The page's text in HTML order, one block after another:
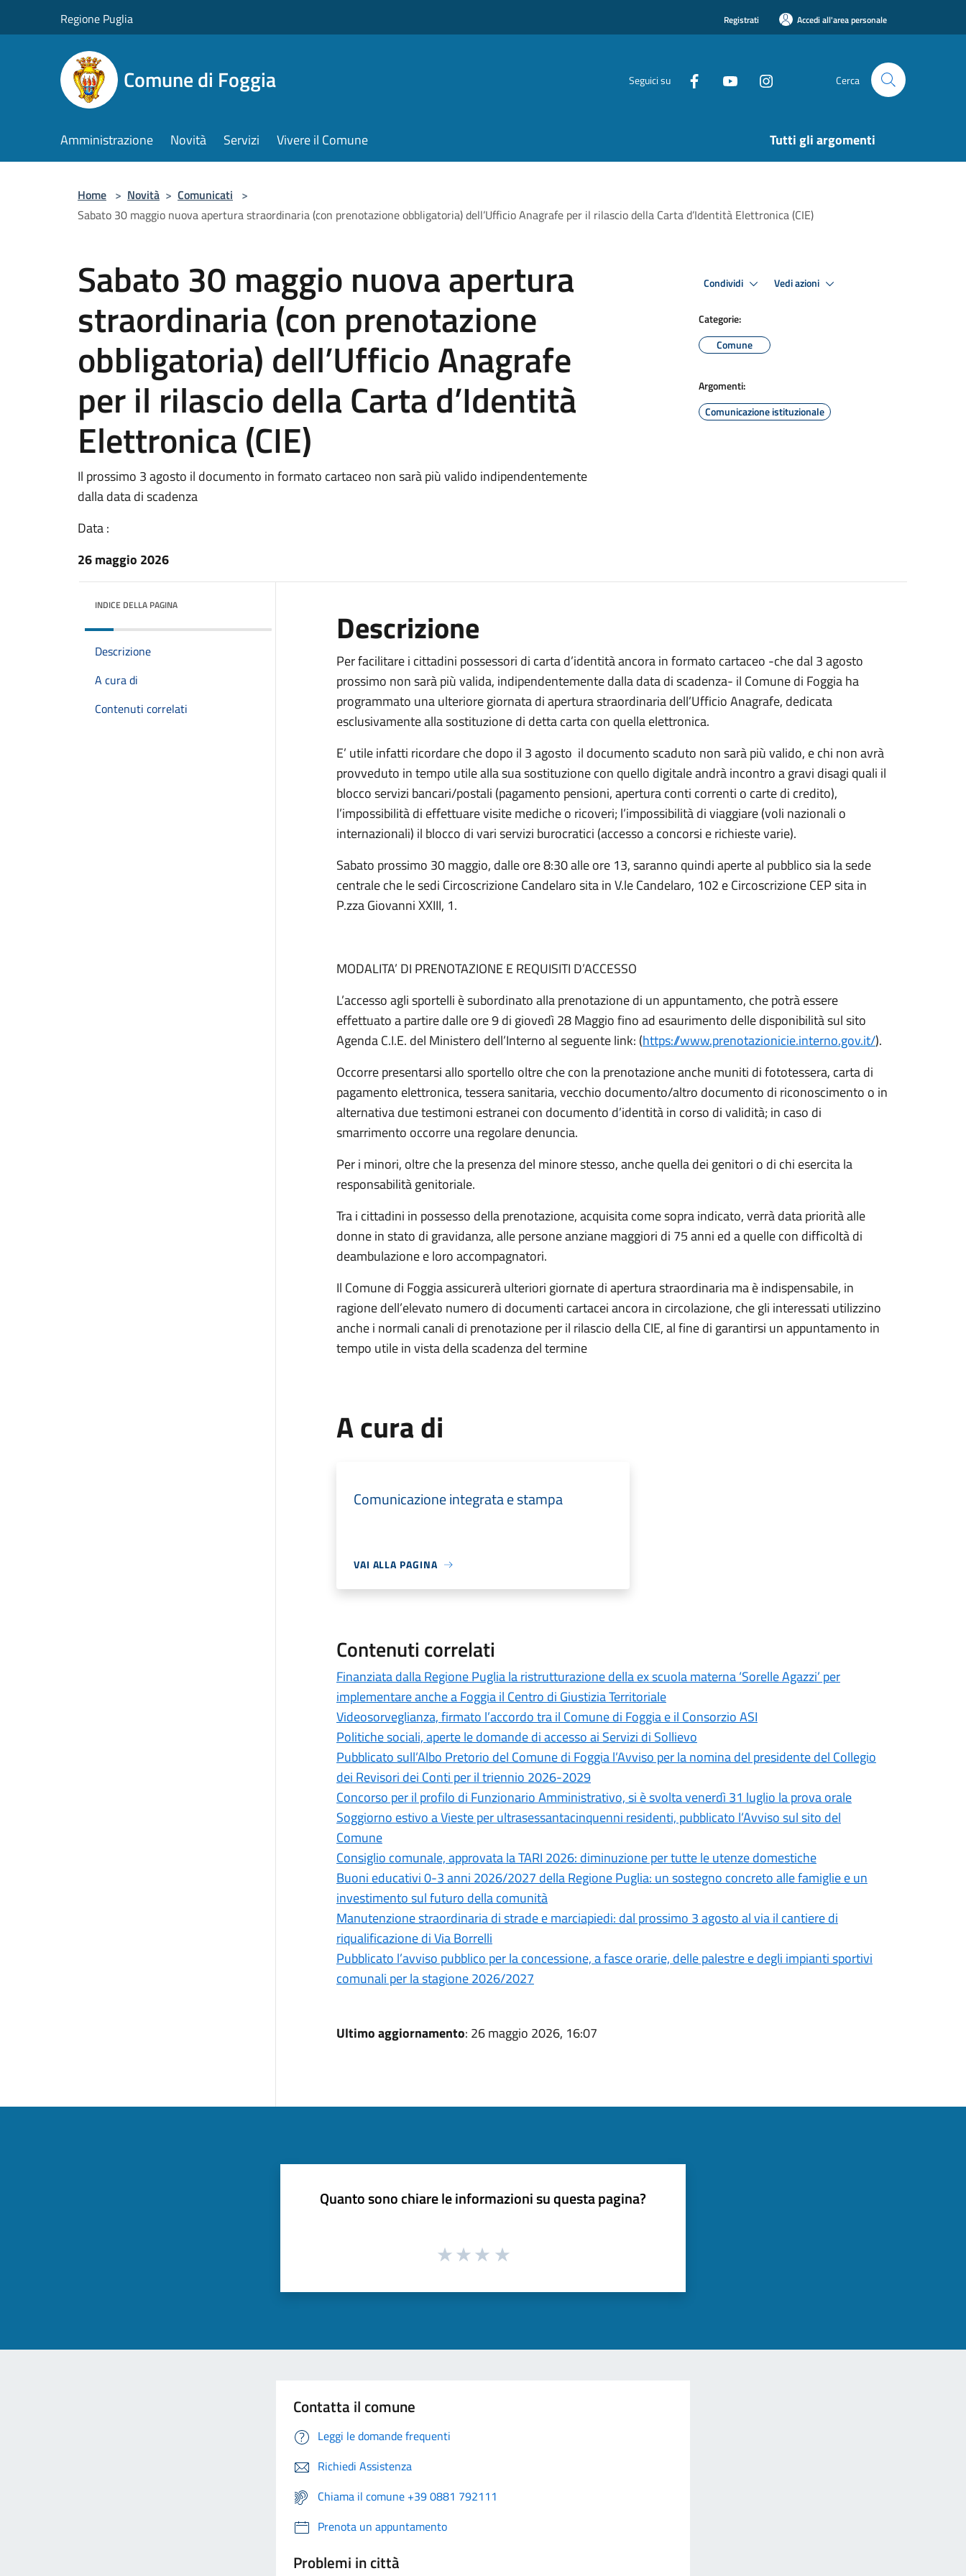
Regione Puglia Registrati Accedi all'area personale
Comune di Foggia Seguici su Cerca
Amministrazione Novità Servizi Vivere il Comune Tutti gli argomenti
Home > Novità > Comunicati >
Sabato 30 maggio nuova apertura straordinaria (con prenotazione obbligatoria) dell’Ufficio Anagrafe per il rilascio della Carta d’Identità Elettronica (CIE)
Sabato 30 maggio nuova apertura
straordinaria (con prenotazione
obbligatoria) dell’Ufficio Anagrafe
per il rilascio della Carta d’Identità
Elettronica (CIE)
Il prossimo 3 agosto il documento in formato cartaceo non sarà più valido indipendentemente
dalla data di scadenza
Data :
26 maggio 2026
Condividi Vedi azioni
Categorie:
Comune
Argomenti:
Comunicazione istituzionale
INDICE DELLA PAGINA
Descrizione
A cura di
Contenuti correlati
Descrizione
Per facilitare i cittadini possessori di carta d’identità ancora in formato cartaceo -che dal 3 agosto
prossimo non sarà più valida, indipendentemente dalla data di scadenza- il Comune di Foggia ha
programmato una ulteriore giornata di apertura straordinaria dell’Ufficio Anagrafe, dedicata
esclusivamente alla sostituzione di detta carta con quella elettronica.
E’ utile infatti ricordare che dopo il 3 agosto il documento scaduto non sarà più valido, e chi non avrà
provveduto in tempo utile alla sua sostituzione con quello digitale andrà incontro a gravi disagi quali il
blocco servizi bancari/postali (pagamento pensioni, apertura conti correnti o carte di credito),
l’impossibilità di effettuare visite mediche o ricoveri; l’impossibilità di viaggiare (voli nazionali o
internazionali) il blocco di vari servizi burocratici (accesso a concorsi e richieste varie).
Sabato prossimo 30 maggio, dalle ore 8:30 alle ore 13, saranno quindi aperte al pubblico sia la sede
centrale che le sedi Circoscrizione Candelaro sita in V.le Candelaro, 102 e Circoscrizione CEP sita in
P.zza Giovanni XXIII, 1.
MODALITA’ DI PRENOTAZIONE E REQUISITI D’ACCESSO
L’accesso agli sportelli è subordinato alla prenotazione di un appuntamento, che potrà essere
effettuato a partire dalle ore 9 di giovedì 28 Maggio fino ad esaurimento delle disponibilità sul sito
Agenda C.I.E. del Ministero dell’Interno al seguente link: (https://www.prenotazionicie.interno.gov.it/).
Occorre presentarsi allo sportello oltre che con la prenotazione anche muniti di fototessera, carta di
pagamento elettronica, tessera sanitaria, vecchio documento/altro documento di riconoscimento o in
alternativa due testimoni estranei con documento d’identità in corso di validità; in caso di
smarrimento occorre una regolare denuncia.
Per i minori, oltre che la presenza del minore stesso, anche quella dei genitori o di chi esercita la
responsabilità genitoriale.
Tra i cittadini in possesso della prenotazione, acquisita come sopra indicato, verrà data priorità alle
donne in stato di gravidanza, alle persone anziane maggiori di 75 anni ed a quelle con difficoltà di
deambulazione e loro accompagnatori.
Il Comune di Foggia assicurerà ulteriori giornate di apertura straordinaria ma è indispensabile, in
ragione dell’elevato numero di documenti cartacei ancora in circolazione, che gli interessati utilizzino
anche i normali canali di prenotazione per il rilascio della CIE, al fine di garantirsi un appuntamento in
tempo utile in vista della scadenza del termine
A cura di
Comunicazione integrata e stampa
VAI ALLA PAGINA
Contenuti correlati
Finanziata dalla Regione Puglia la ristrutturazione della ex scuola materna ‘Sorelle Agazzi’ per
implementare anche a Foggia il Centro di Giustizia Territoriale
Videosorveglianza, firmato l’accordo tra il Comune di Foggia e il Consorzio ASI
Politiche sociali, aperte le domande di accesso ai Servizi di Sollievo
Pubblicato sull’Albo Pretorio del Comune di Foggia l’Avviso per la nomina del presidente del Collegio
dei Revisori dei Conti per il triennio 2026-2029
Concorso per il profilo di Funzionario Amministrativo, si è svolta venerdì 31 luglio la prova orale
Soggiorno estivo a Vieste per ultrasessantacinquenni residenti, pubblicato l’Avviso sul sito del
Comune
Consiglio comunale, approvata la TARI 2026: diminuzione per tutte le utenze domestiche
Buoni educativi 0-3 anni 2026/2027 della Regione Puglia: un sostegno concreto alle famiglie e un
investimento sul futuro della comunità
Manutenzione straordinaria di strade e marciapiedi: dal prossimo 3 agosto al via il cantiere di
riqualificazione di Via Borrelli
Pubblicato l’avviso pubblico per la concessione, a fasce orarie, delle palestre e degli impianti sportivi
comunali per la stagione 2026/2027
Ultimo aggiornamento: 26 maggio 2026, 16:07
Quanto sono chiare le informazioni su questa pagina?
Contatta il comune
Leggi le domande frequenti
Richiedi Assistenza
Chiama il comune +39 0881 792111
Prenota un appuntamento
Problemi in città